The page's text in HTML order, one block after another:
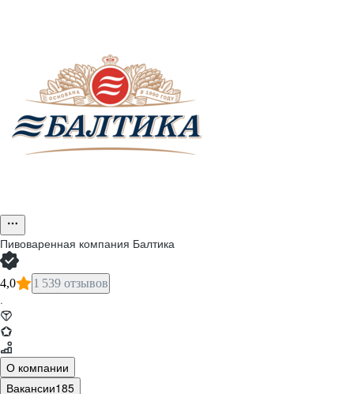
Пивоваренная компания Балтика
4,0 1 539 отзывов
·
О компании
Вакансии185